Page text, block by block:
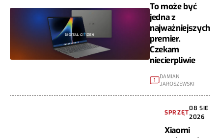
To może być
jedna z
najważniejszych
premier.
Czekam
niecierpliwie
1
DAMIAN
JAROSZEWSKI
SPRZĘT
08 SIE
2026
Xiaomi